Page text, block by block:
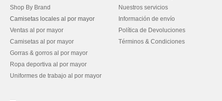
Shop By Brand
Camisetas locales al por mayor
Ventas al por mayor
Camisetas al por mayor
Gorras & gorros al por mayor
Ropa deportiva al por mayor
Uniformes de trabajo al por mayor
Nuestros servicios
Información de envío
Política de Devoluciones
Términos & Condiciones